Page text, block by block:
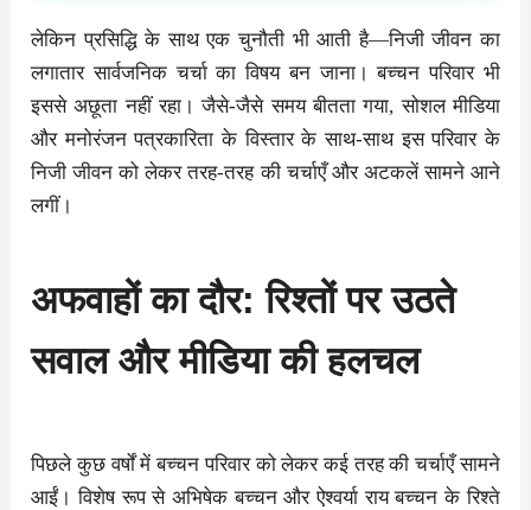
लेकिन प्रसिद्धि के साथ एक चुनौती भी आती है—निजी जीवन का
लगातार सार्वजनिक चर्चा का विषय बन जाना। बच्चन परिवार भी
इससे अछूता नहीं रहा। जैसे-जैसे समय बीतता गया, सोशल मीडिया
और मनोरंजन पत्रकारिता के विस्तार के साथ-साथ इस परिवार के
निजी जीवन को लेकर तरह-तरह की चर्चाएँ और अटकलें सामने आने
लगीं।
अफवाहों का दौर: रिश्तों पर उठते
सवाल और मीडिया की हलचल
पिछले कुछ वर्षों में बच्चन परिवार को लेकर कई तरह की चर्चाएँ सामने
आईं। विशेष रूप से अभिषेक बच्चन और ऐश्वर्या राय बच्चन के रिश्ते